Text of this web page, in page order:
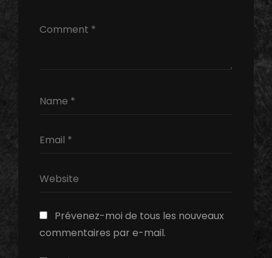
Prévenez-moi de tous les nouveaux
commentaires par e-mail.